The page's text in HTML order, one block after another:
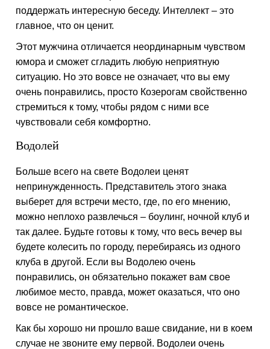
поддержать интересную беседу. Интеллект – это
главное, что он ценит.
Этот мужчина отличается неординарным чувством
юмора и сможет сгладить любую неприятную
ситуацию. Но это вовсе не означает, что вы ему
очень понравились, просто Козерогам свойственно
стремиться к тому, чтобы рядом с ними все
чувствовали себя комфортно.
Водолей
Больше всего на свете Водолеи ценят
непринужденность. Представитель этого знака
выберет для встречи место, где, по его мнению,
можно неплохо развлечься – боулинг, ночной клуб и
так далее. Будьте готовы к тому, что весь вечер вы
будете колесить по городу, перебираясь из одного
клуба в другой. Если вы Водолею очень
понравились, он обязательно покажет вам свое
любимое место, правда, может оказаться, что оно
вовсе не романтическое.
Как бы хорошо ни прошло ваше свидание, ни в коем
случае не звоните ему первой. Водолеи очень